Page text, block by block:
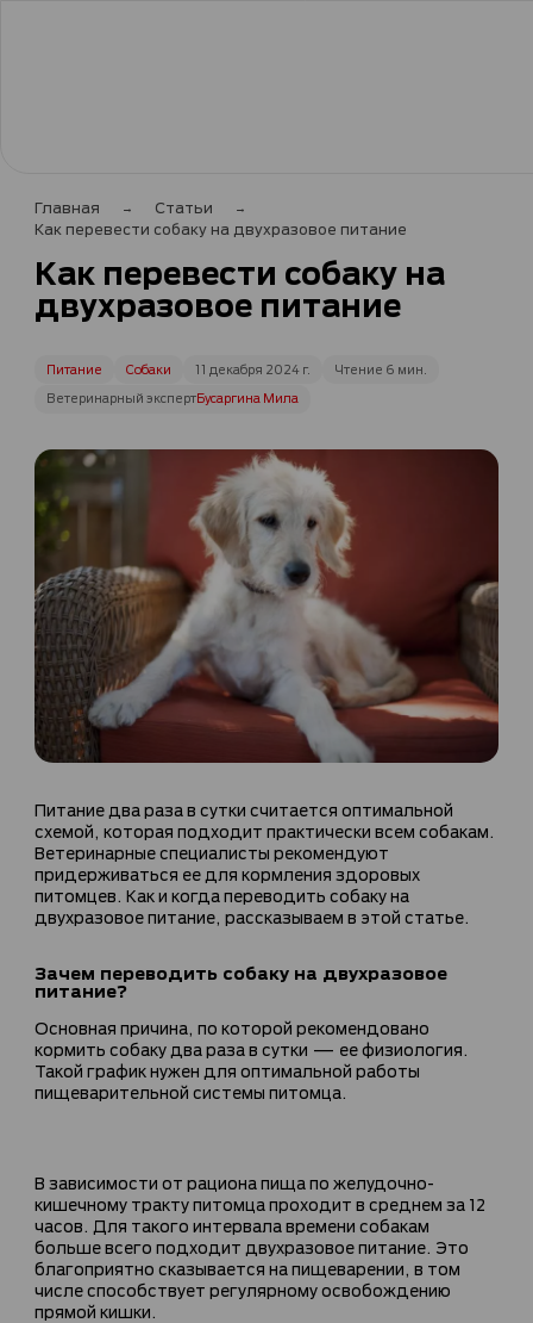
Главная
Статьи
Как перевести собаку на двухразовое питание
Как перевести собаку на
двухразовое питание
Питание Собаки 11 декабря 2024 г.
Чтение 6 мин.
Ветеринарный экспертБусаргина Мила
Питание два раза в сутки считается оптимальной
схемой, которая подходит практически всем собакам.
Ветеринарные специалисты рекомендуют
придерживаться ее для кормления здоровых
питомцев. Как и когда переводить собаку на
двухразовое питание, рассказываем в этой статье.
Зачем переводить собаку на двухразовое
питание?
Основная причина, по которой рекомендовано
кормить собаку два раза в сутки — ее физиология.
Такой график нужен для оптимальной работы
пищеварительной системы питомца.
В зависимости от рациона пища по желудочно-
кишечному тракту питомца проходит в среднем за 12
часов. Для такого интервала времени собакам
больше всего подходит двухразовое питание. Это
благоприятно сказывается на пищеварении, в том
числе способствует регулярному освобождению
прямой кишки.